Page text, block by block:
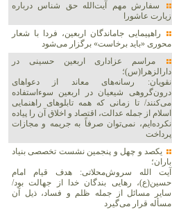
سفارش مهم آیت‌الله حق شناس درباره
زیارت عاشورا
راهپیمایی جاماندگان اربعین، فردا با شعار
محوری «باید برخاست» برگزار می‌شود
مراسم عزاداری اربعین حسینی در
دارالزهرا(س)؛
نقویان: رسانه‌های معاند از دعواهای
درون‌گروهی شیعیان در اربعین سوءاستفاده
می‌کنند/ تا زمانی که همه تابلوهای راهنمایی
اسلام از جمله عدالت، اقتصاد و اخلاق آن را پیاده
نکرده‌ایم، نمی‌توان صرفاً به جریمه و مجازات
پرداخت
یکصد و چهل و پنجمین نشست تخصصی بنیاد
باران؛
آیت الله سروش‌محلاتی: هدف قیام امام
حسین(ع)، رهایی بندگان خدا از جهالت بود/
سایر مسائل از جمله ظلم و فساد، ذیل آن
مسأله قرار می‌گیرد